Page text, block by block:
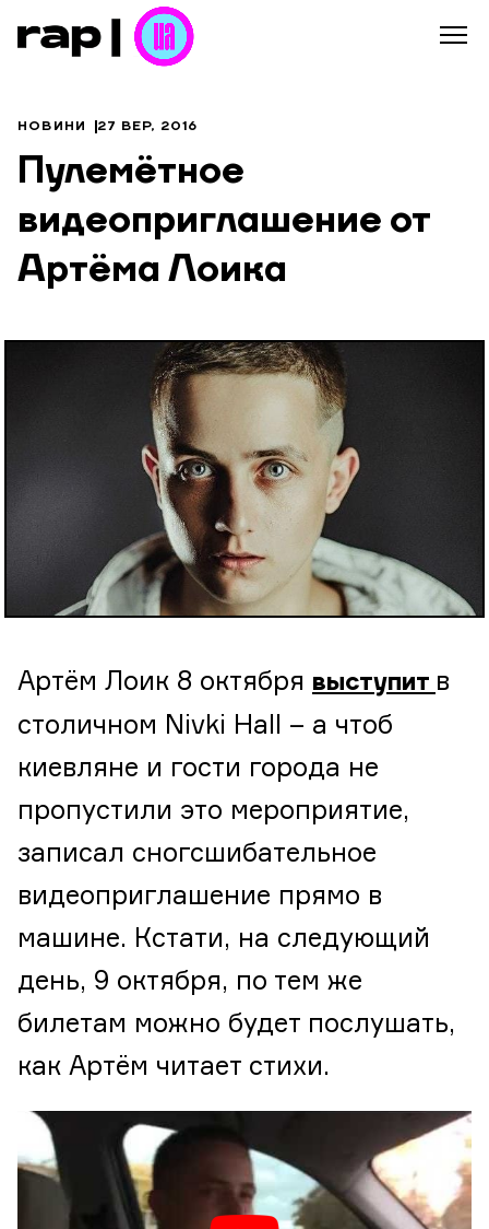
НОВИНИ 27 ВЕР, 2016
Пулемётное
видеоприглашение от
Артёма Лоика
Артём Лоик 8 октября выступит в
столичном Nivki Hall – а чтоб
киевляне и гости города не
пропустили это мероприятие,
записал сногсшибательное
видеоприглашение прямо в
машине. Кстати, на следующий
день, 9 октября, по тем же
билетам можно будет послушать,
как Артём читает стихи.